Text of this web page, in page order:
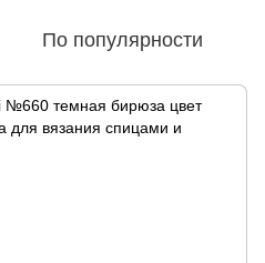
По популярности